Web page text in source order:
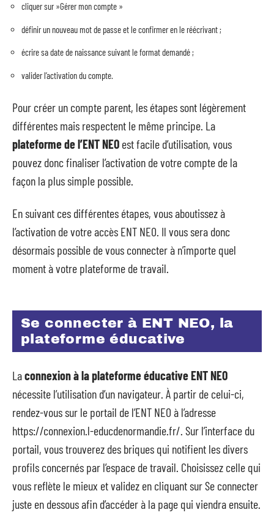
cliquer sur »Gérer mon compte »
définir un nouveau mot de passe et le confirmer en le réécrivant ;
écrire sa date de naissance suivant le format demandé ;
valider l’activation du compte.
Pour créer un compte parent, les étapes sont légèrement
différentes mais respectent le même principe. La
plateforme de l’ENT NEO est facile d’utilisation, vous
pouvez donc finaliser l’activation de votre compte de la
façon la plus simple possible.
En suivant ces différentes étapes, vous aboutissez à
l’activation de votre accès ENT NEO. Il vous sera donc
désormais possible de vous connecter à n’importe quel
moment à votre plateforme de travail.
Se connecter à ENT NEO, la
plateforme éducative
Laconnexion à la plateforme éducative ENT NEO
nécessite l’utilisation d’un navigateur. À partir de celui-ci,
rendez-vous sur le portail de l’ENT NEO à l’adresse
https://connexion.l-educdenormandie.fr/. Sur l’interface du
portail, vous trouverez des briques qui notifient les divers
profils concernés par l’espace de travail. Choisissez celle qui
vous reflète le mieux et validez en cliquant sur Se connecter
juste en dessous afin d’accéder à la page qui viendra ensuite.